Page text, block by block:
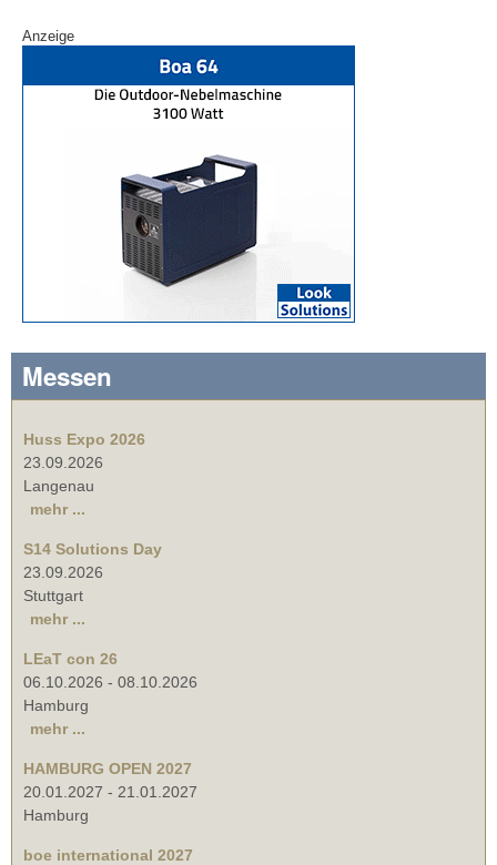
Anzeige
Messen
Huss Expo 2026
23.09.2026
Langenau
mehr ...
S14 Solutions Day
23.09.2026
Stuttgart
mehr ...
LEaT con 26
06.10.2026 - 08.10.2026
Hamburg
mehr ...
HAMBURG OPEN 2027
20.01.2027 - 21.01.2027
Hamburg
boe international 2027